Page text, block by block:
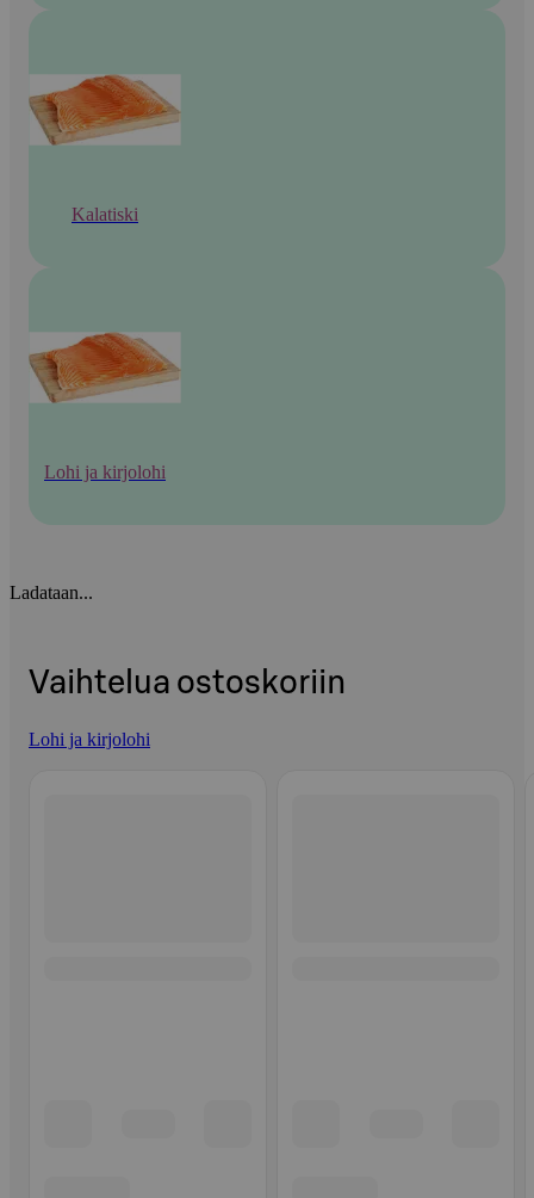
Kalatiski
Lohi ja kirjolohi
Ladataan...
Vaihtelua ostoskoriin
Lohi ja kirjolohi